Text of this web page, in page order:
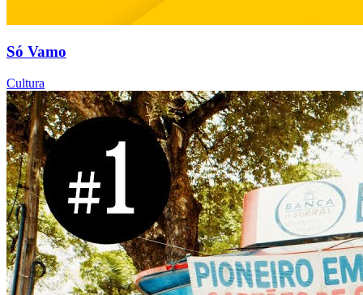
Só Vamo
Cultura